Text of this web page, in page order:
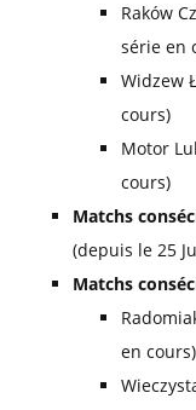
Raków
série en
Widzew
cours)
Motor
cours)
Matchs
(depuis le 25
Matchs
en cours)